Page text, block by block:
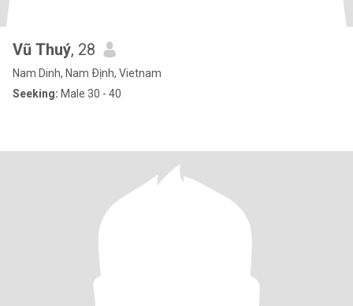
Vũ Thuý, 28
Nam Dinh, Nam Ðịnh, Vietnam
Seeking: Male 30 - 40